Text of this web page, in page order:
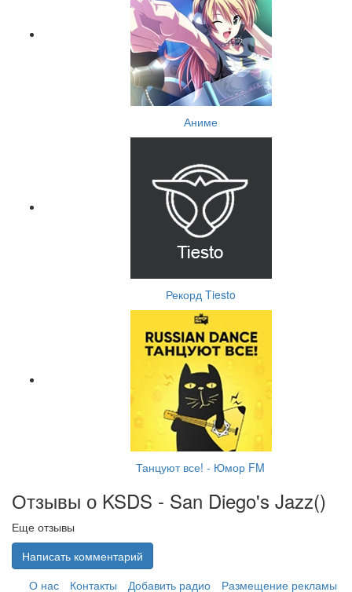
Аниме
Рекорд Tiesto
Танцуют все! - Юмор FM
Отзывы о KSDS - San Diego's Jazz()
Еще отзывы
Написать комментарий
О нас
Контакты Добавить радио Размещение рекламы